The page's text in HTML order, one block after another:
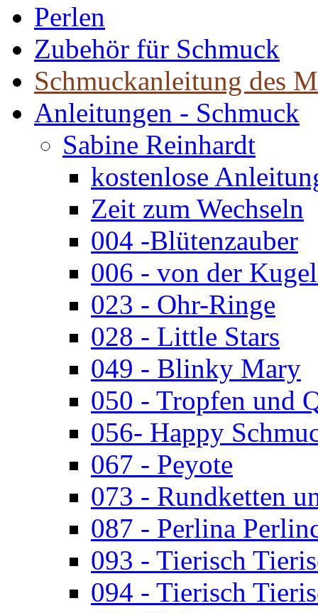
Perlen
Zubehör für Schmuck
Schmuckanleitung des
Anleitungen - Schmuck
Sabine Reinhardt
kostenlose
Zeit zum Wechseln
004 -Blütenzauber
006 - von der
023 - Ohr-Ringe
028 - Little Stars
049 - Blinky Mary
050 - Tropfen und
056- Happy
067 - Peyote
073 - Rundketten
087 - Perlina
093 - Tierisch
094 - Tierisch